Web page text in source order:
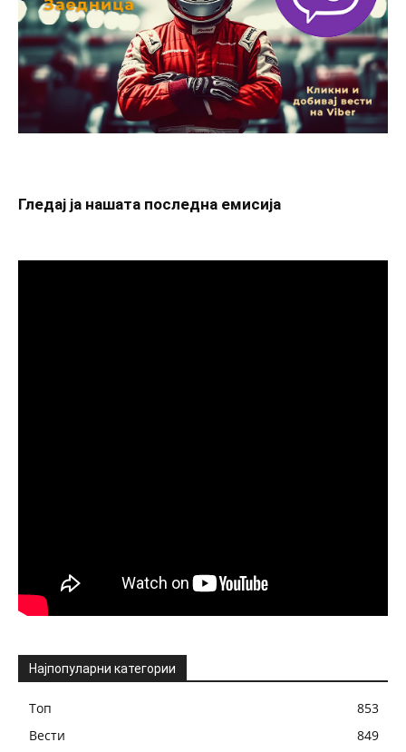
Гледај ја нашата последна емисија
Најпопуларни категории
Топ
853
Вести
849